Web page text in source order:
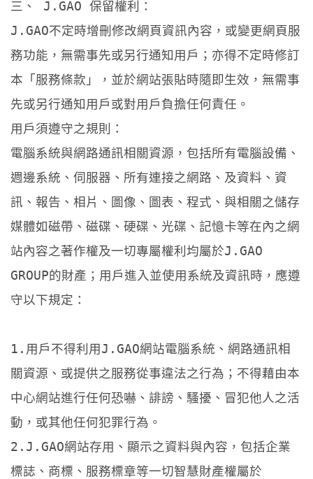
三、 J.GAO 保留權利：
J.GAO不定時增刪修改網頁資訊內容，或變更網頁服
務功能，無需事先或另行通知用戶；亦得不定時修訂
本「服務條款」，並於網站張貼時隨即生效，無需事
先或另行通知用戶或對用戶負擔任何責任。
用戶須遵守之規則：
電腦系統與網路通訊相關資源，包括所有電腦設備、
週邊系統、伺服器、所有連接之網路、及資料、資
訊、報告、相片、圖像、圖表、程式、與相關之儲存
媒體如磁帶、磁碟、硬碟、光碟、記憶卡等在內之網
站內容之著作權及一切專屬權利均屬於J.GAO
GROUP的財產；用戶進入並使用系統及資訊時，應遵
守以下規定：
1.用戶不得利用J.GAO網站電腦系統、網路通訊相
關資源、或提供之服務從事違法之行為；不得藉由本
中心網站進行任何恐嚇、誹謗、騷擾、冒犯他人之活
動，或其他任何犯罪行為。
2.J.GAO網站存用、顯示之資料與內容，包括企業
標誌、商標、服務標章等一切智慧財產權屬於